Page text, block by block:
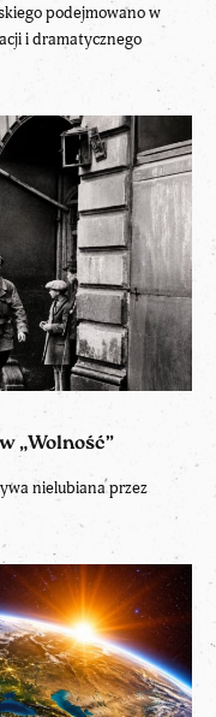
podejmowano w
i dramatycznego
„Wolność”
nielubiana przez